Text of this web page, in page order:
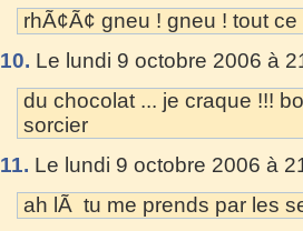
rhÃ¢Ã¢ gneu ! gneu ! tout
10. Le lundi 9 octobre 2006 à
du chocolat ... je craque !!!
sorcier
11. Le lundi 9 octobre 2006 à
ah lÃ tu me prends par les